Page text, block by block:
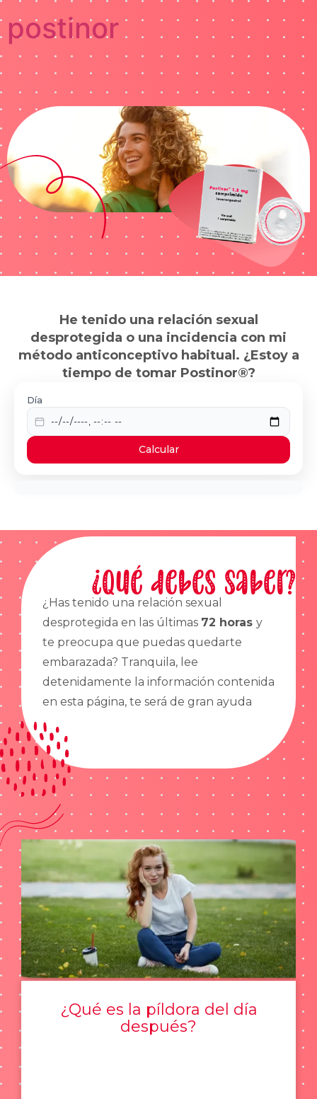
postinor
He tenido una relación sexual
desprotegida o una incidencia con mi
método anticonceptivo habitual. ¿Estoy a
tiempo de tomar Postinor®?
Día
Calcular
¿Qué debes saber?
¿Has tenido una relación sexual
desprotegida en las últimas 72 horas y
te preocupa que puedas quedarte
embarazada? Tranquila, lee
detenidamente la información contenida
en esta página, te será de gran ayuda
¿Qué es la píldora del día
después?